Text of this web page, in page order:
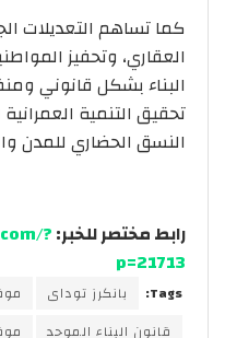
كما تساهم التعديلات
العقاري، وتحفيز
البناء بشكل قانوني
تحقيق التنمية
النسق الحضاري للمدن
رابط مختصر للخبر:?
p=21713
Tags: بانكرز توداى
قانون البناء الموحد